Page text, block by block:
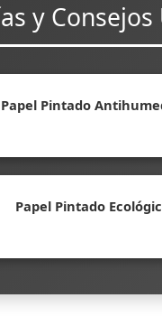
y Consejos
Papel Pintado
Papel Pintado